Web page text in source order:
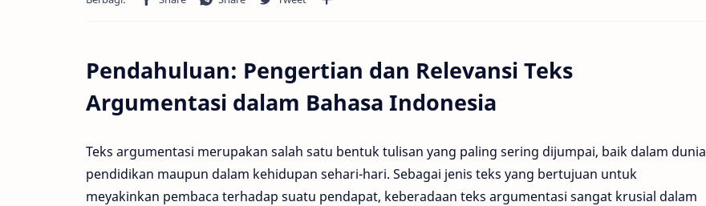
Pendahuluan: Pengertian dan Relevansi Teks
Argumentasi dalam Bahasa Indonesia
Teks argumentasi merupakan salah satu bentuk tulisan yang paling sering dijumpai, baik dalam dunia
pendidikan maupun dalam kehidupan sehari-hari. Sebagai jenis teks yang bertujuan untuk
meyakinkan pembaca terhadap suatu pendapat, keberadaan teks argumentasi sangat krusial dalam